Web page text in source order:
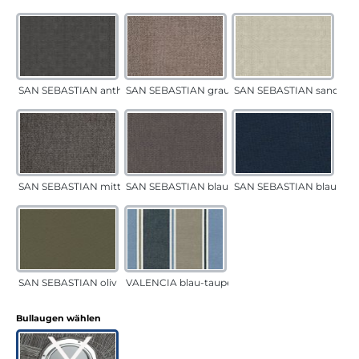
SAN SEBASTIAN anthrazitSAN SEBASTIAN grau-sandSAN SEBASTIAN sand
SAN SEBASTIAN mittelgrauSAN SEBASTIAN blau-sandSAN SEBASTIAN blau
SAN SEBASTIAN oliv VALENCIA blau-taupe
Bullaugen wählen